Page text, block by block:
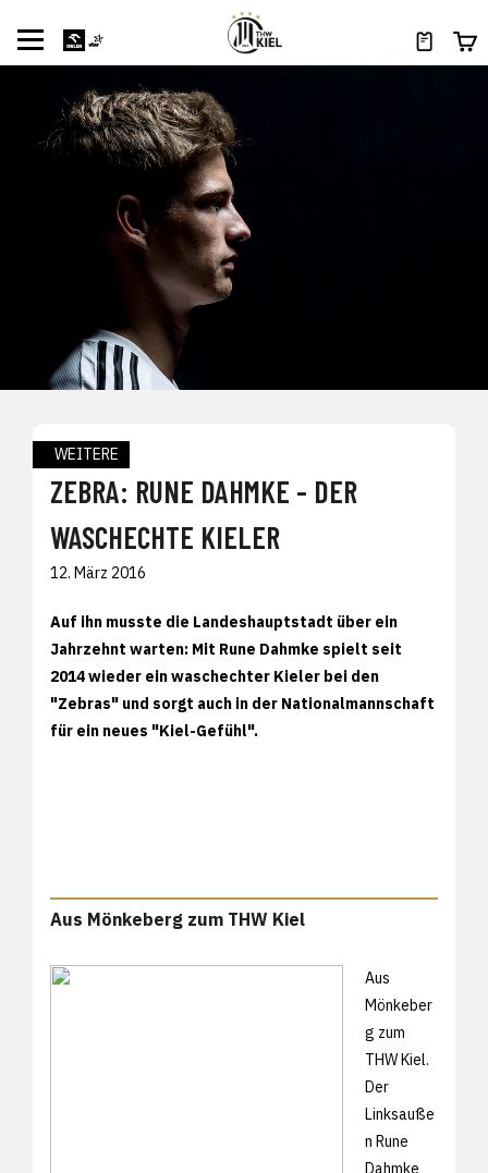
WEITERE
ZEBRA: RUNE DAHMKE - DER
WASCHECHTE KIELER
12. März 2016
Auf ihn musste die Landeshauptstadt über ein
Jahrzehnt warten: Mit Rune Dahmke spielt seit
2014 wieder ein waschechter Kieler bei den
"Zebras" und sorgt auch in der Nationalmannschaft
für ein neues "Kiel-Gefühl".
Aus Mönkeberg zum THW Kiel
Aus
Mönkeber
g zum
THW Kiel.
Der
Linksauße
n Rune
Dahmke